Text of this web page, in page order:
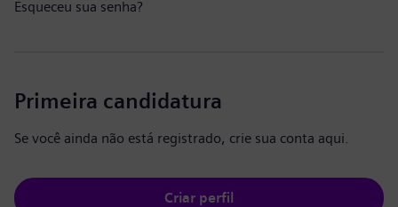
Esqueceu sua senha?
Primeira candidatura
Se você ainda não está registrado, crie sua conta aqui.
Criar perfil